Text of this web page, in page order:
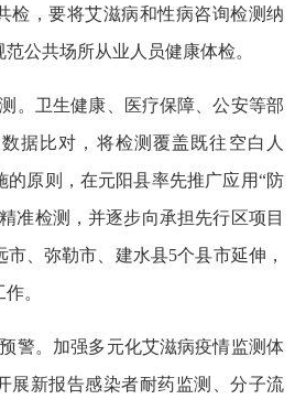
检，要将艾滋病和性病咨询检测纳
公共场所从业人员健康体检。
。卫生健康、医疗保障、公安等部
据比对，将检测覆盖既往空白人
的原则，在元阳县率先推广应用“防
准检测，并逐步向承担先行区项目
、弥勒市、建水县5个县市延伸，
。
警。加强多元化艾滋病疫情监测体
展新报告感染者耐药监测、分子流